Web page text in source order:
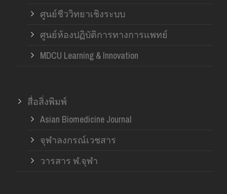
ศูนย์ชีววิทยาเชิงระบบ
ศูนย์ห้องปฏิบัติการทางการแพทย์
MDCU Learning & Innovation
สื่อสิ่งพิมพ์
Asian Biomedicine Journal
จุฬาลงกรณ์เวชสาร
วารสาร ฬ.จุฬา